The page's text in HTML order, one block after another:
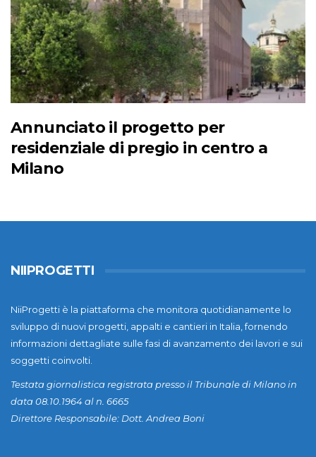
Annunciato il progetto per
residenziale di pregio in centro a
Milano
NIIPROGETTI
NiiProgetti è la piattaforma che monitora quotidianamente lo
sviluppo di nuovi progetti, appalti e cantieri in Italia, fornendo
informazioni dettagliate sulle fasi di avanzamento dei lavori e sui
soggetti coinvolti.
Testata giornalistica registrata presso il Tribunale di Milano in
data 08.10.1964 al n. 6665
Direttore Responsabile: Dott. Andrea Boni